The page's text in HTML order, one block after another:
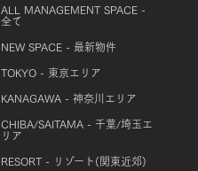
ALL MANAGEMENT SPACE -
全て
NEW SPACE - 最新物件
TOKYO - 東京エリア
KANAGAWA - 神奈川エリア
CHIBA/SAITAMA - 千葉/埼玉エ
リア
RESORT - リゾート(関東近郊)